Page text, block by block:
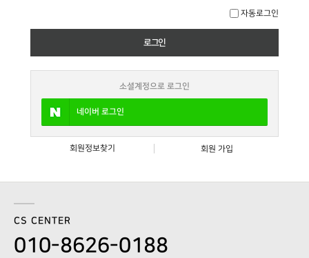
자동로그인
소셜계정으로 로그인
네이버 로그인
회원정보찾기 회원 가입
CS CENTER
010-8626-0188